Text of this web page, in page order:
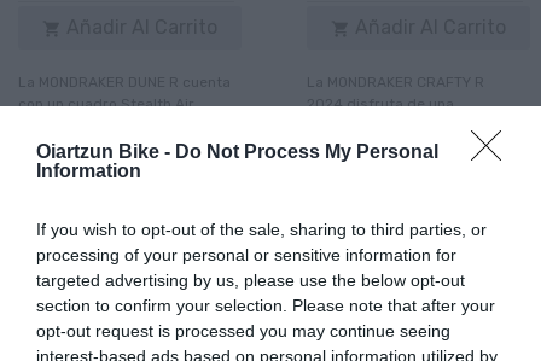
Oiartzun Bike - Do Not Process My Personal
Information
If you wish to opt-out of the sale, sharing to third parties, or
processing of your personal or sensitive information for
targeted advertising by us, please use the below opt-out
section to confirm your selection. Please note that after your
opt-out request is processed you may continue seeing
interest-based ads based on personal information utilized by
con un cuadro Stealth Air
2024 disfruta de una
ARTÍCULOS RELACIONADOS